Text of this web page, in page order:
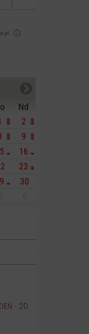
Nd
2
9
16
23
30
- 2D